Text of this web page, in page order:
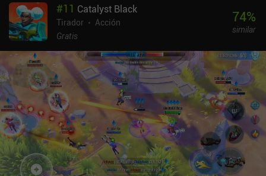
son bastante generosas. En general, el juego ofrece una
experiencia muy familiar para los fans de la serie, pero para los
nuevos jugadores, sus sistemas y su dificultad pueden resultar
#11 Catalyst Black
Tirador
Acción
Gratis
74%
similar